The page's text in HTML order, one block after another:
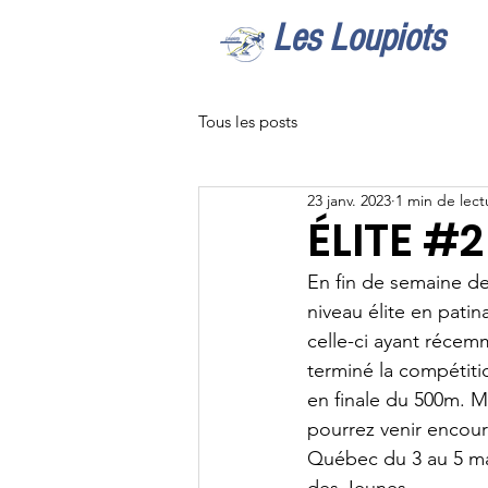
Les Loupiots
Tous les posts
ÉLITE #2
23 janv. 2023 1 min de
En fin de semaine
niveau élite en
celle-ci ayant
terminé la
en finale du 500m.
pourrez venir
Québec du 3 au 5